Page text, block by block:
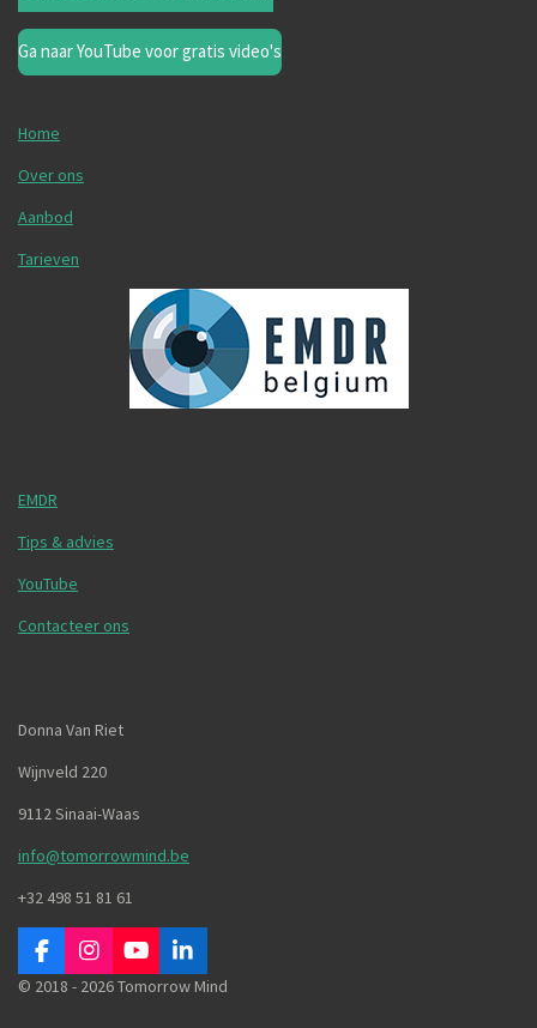
Ga naar YouTube voor gratis video's
Home
Over ons
Aanbod
Tarieven
EMDR
Tips & advies
YouTube
Contacteer ons
Donna Van Riet
Wijnveld 220
9112 Sinaai-Waas
info@tomorrowmind.be
+32 498 51 81 61
F
a
I
n
Y
o
L
i
© 2018 - 2026 Tomorrow Mind